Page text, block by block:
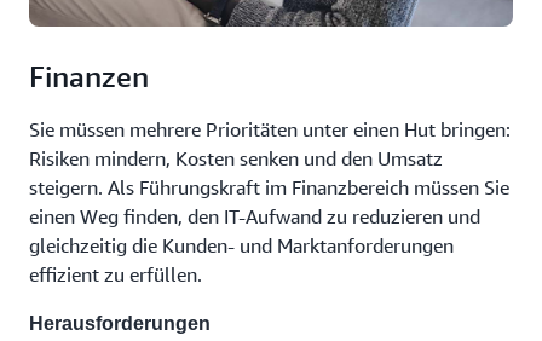
Finanzen
Sie müssen mehrere Prioritäten unter einen Hut bringen:
Risiken mindern, Kosten senken und den Umsatz
steigern. Als Führungskraft im Finanzbereich müssen Sie
einen Weg finden, den IT-Aufwand zu reduzieren und
gleichzeitig die Kunden- und Marktanforderungen
effizient zu erfüllen.
Herausforderungen